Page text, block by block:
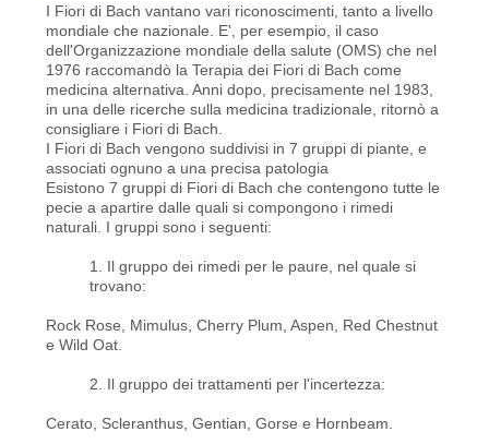
I Fiori di Bach vantano vari riconoscimenti, tanto a livello
mondiale che nazionale. E', per esempio, il caso
dell'Organizzazione mondiale della salute (OMS) che nel
1976 raccomandò la Terapia dei Fiori di Bach come
medicina alternativa. Anni dopo, precisamente nel 1983,
in una delle ricerche sulla medicina tradizionale, ritornò a
consigliare i Fiori di Bach.
I Fiori di Bach vengono suddivisi in 7 gruppi di piante, e
associati ognuno a una precisa patologia
Esistono 7 gruppi di Fiori di Bach che contengono tutte le
pecie a apartire dalle quali si compongono i rimedi
naturali. I gruppi sono i seguenti:
1. Il gruppo dei rimedi per le paure, nel quale si
trovano:
Rock Rose, Mimulus, Cherry Plum, Aspen, Red Chestnut
e Wild Oat.
2. Il gruppo dei trattamenti per l'incertezza:
Cerato, Scleranthus, Gentian, Gorse e Hornbeam.